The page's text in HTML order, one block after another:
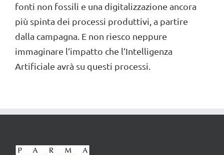
fonti non fossili e una digitalizzazione ancora
più spinta dei processi produttivi, a partire
dalla campagna. E non riesco neppure
immaginare l’impatto che l’Intelligenza
Artificiale avrà su questi processi.